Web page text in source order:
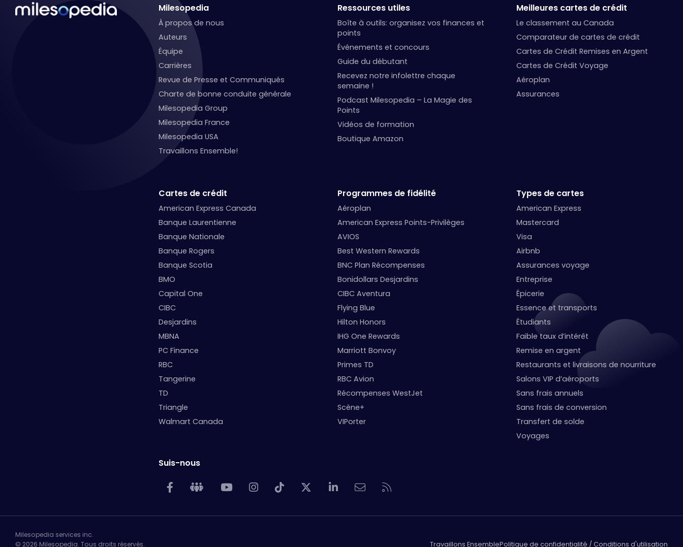
Milesopedia
À propos de nous
Auteurs
Équipe
Carrières
Revue de Presse et Communiqués
Charte de bonne conduite générale
Milesopedia Group
Milesopedia France
Milesopedia USA
Travaillons Ensemble!
Ressources utiles
Boîte à outils: organisez vos finances et
points
Événements et concours
Guide du débutant
Recevez notre infolettre chaque
semaine !
Podcast Milesopedia – La Magie des
Points
Vidéos de formation
Boutique Amazon
Meilleures cartes de crédit
Le classement au Canada
Comparateur de cartes de crédit
Cartes de Crédit Remises en Argent
Cartes de Crédit Voyage
Aéroplan
Assurances
Cartes de crédit
American Express Canada
Banque Laurentienne
Banque Nationale
Banque Rogers
Banque Scotia
BMO
Capital One
CIBC
Desjardins
MBNA
PC Finance
RBC
Tangerine
TD
Triangle
Walmart Canada
Programmes de fidélité
Aéroplan
American Express Points-Privilèges
AVIOS
Best Western Rewards
BNC Plan Récompenses
Bonidollars Desjardins
CIBC Aventura
Flying Blue
Hilton Honors
IHG One Rewards
Marriott Bonvoy
Primes TD
RBC Avion
Récompenses WestJet
Scène+
VIPorter
Types de cartes
American Express
Mastercard
Visa
Airbnb
Assurances voyage
Entreprise
Épicerie
Essence et transports
Étudiants
Faible taux d’intérêt
Remise en argent
Restaurants et livraisons de nourriture
Salons VIP d’aéroports
Sans frais annuels
Sans frais de conversion
Transfert de solde
Voyages
Suis-nous
Travaillons EnsemblePolitique de confidentialité / Conditions d'utilisation
Milesopedia services inc.
© 2026 Milesopedia. Tous droits réservés.